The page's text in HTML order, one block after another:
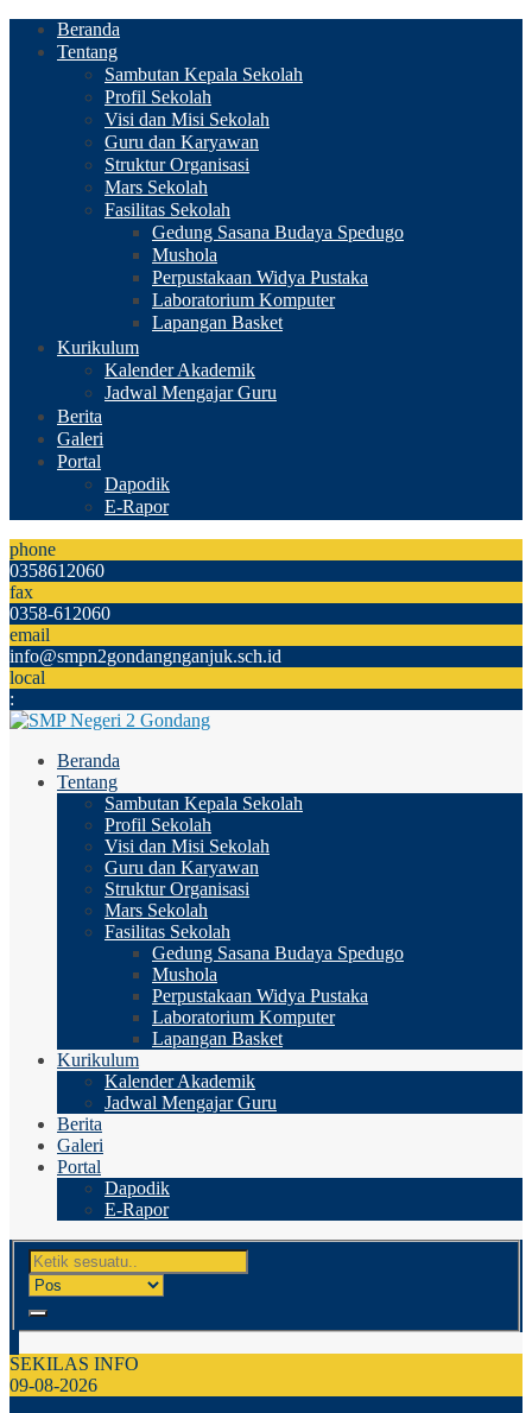
Beranda
Tentang
Sambutan Kepala Sekolah
Profil Sekolah
Visi dan Misi Sekolah
Guru dan Karyawan
Struktur Organisasi
Mars Sekolah
Fasilitas Sekolah
Gedung Sasana Budaya Spedugo
Mushola
Perpustakaan Widya Pustaka
Laboratorium Komputer
Lapangan Basket
Kurikulum
Kalender Akademik
Jadwal Mengajar Guru
Berita
Galeri
Portal
Dapodik
E-Rapor
phone
0358612060
fax
0358-612060
email
info@smpn2gondangnganjuk.sch.id
local
:
Beranda
Tentang
Sambutan Kepala Sekolah
Profil Sekolah
Visi dan Misi Sekolah
Guru dan Karyawan
Struktur Organisasi
Mars Sekolah
Fasilitas Sekolah
Gedung Sasana Budaya Spedugo
Mushola
Perpustakaan Widya Pustaka
Laboratorium Komputer
Lapangan Basket
Kurikulum
Kalender Akademik
Jadwal Mengajar Guru
Berita
Galeri
Portal
Dapodik
E-Rapor
SEKILAS INFO
09-08-2026